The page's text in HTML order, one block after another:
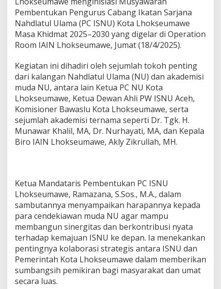
e
m
b
e
n
k
a
n
P
I
S
N
U
K
h
i
m
a
t
2
0
2
5
Pembentukan Pengurus Cabang Ikatan Sarjana
Nahdlatul Ulama (PC ISNU) Kota Lhokseumawe
Masa Khidmat 2025–2030 yang digelar di Operation
Room IAIN Lhokseumawe, Jumat (18/4/2025).
Kegiatan ini dihadiri oleh sejumlah tokoh penting
dari kalangan Nahdlatul Ulama (NU) dan akademisi
muda NU, antara lain Ketua PC NU Kota
Lhokseumawe, Ketua Dewan Ahli PW ISNU Aceh,
Komisioner Bawaslu Kota Lhokseumawe, serta
sejumlah akademisi ternama seperti Dr. Tgk. H.
Munawar Khalil, MA, Dr. Nurhayati, MA, dan Kepala
Biro IAIN Lhokseumawe, Akly Zikrullah, MH.
Ketua Mandataris Pembentukan PC ISNU
Lhokseumawe, Ramazana, S.Sos., M.A., dalam
sambutannya menyampaikan harapannya kepada
para cendekiawan muda NU agar mampu
membangun sinergitas dan berkontribusi nyata
terhadap kemajuan ISNU ke depan. Ia menekankan
pentingnya kolaborasi strategis antara ISNU dan
Pemerintah Kota Lhokseumawe dalam memberikan
sumbangsih pemikiran bagi masyarakat dan umat
secara luas.